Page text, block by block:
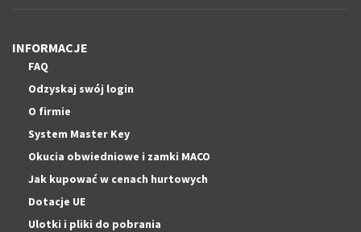
INFORMACJE
FAQ
Odzyskaj swój login
O firmie
System Master Key
Okucia obwiedniowe i zamki MACO
Jak kupować w cenach hurtowych
Dotacje UE
Ulotki i pliki do pobrania